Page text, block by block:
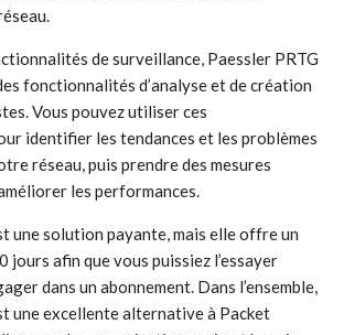
de surveillance, Paessler PRTG
fonctionnalités d’analyse et de création
Vous pouvez utiliser ces
identifier les tendances et les problèmes
réseau, puis prendre des mesures
les performances.
une solution payante, mais elle offre un
jours afin que vous puissiez l’essayer
dans un abonnement. Dans l’ensemble,
une excellente alternative à Packet